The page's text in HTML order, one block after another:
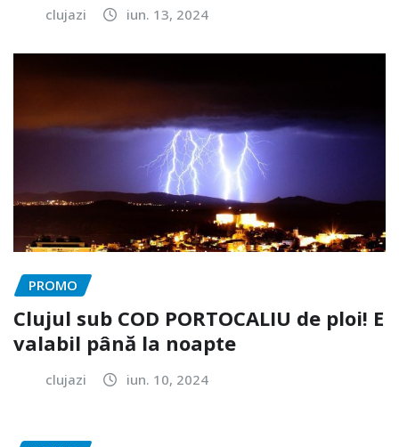
clujazi iun. 13, 2024
PROMO
Clujul sub COD PORTOCALIU de ploi! E
valabil până la noapte
clujazi iun. 10, 2024